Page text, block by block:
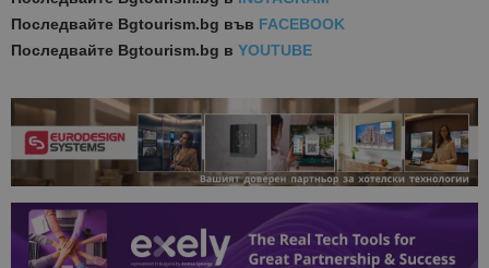
Последвайте Bgtourism.bg във FACEBOOK
Последвайте Bgtourism.bg в YOUTUBE